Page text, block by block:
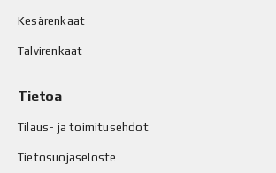
Kesärenkaat
Talvirenkaat
Tietoa
Tilaus- ja toimitusehdot
Tietosuojaseloste